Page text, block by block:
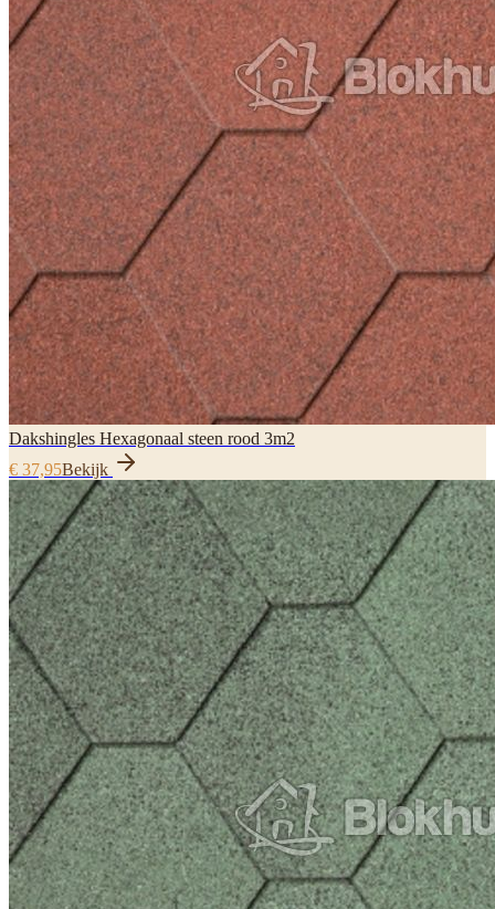
Dakshingles Hexagonaal steen rood 3m2
€ 37,95Bekijk